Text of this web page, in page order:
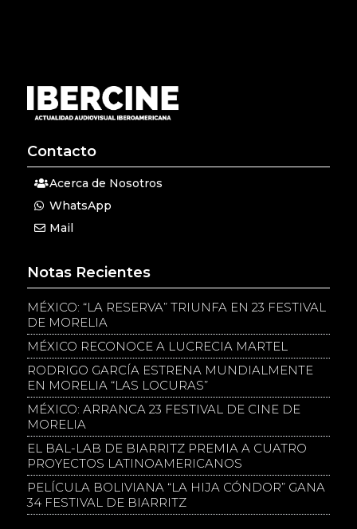
Contacto
Acerca de Nosotros
WhatsApp
Mail
Notas Recientes
MÉXICO: “LA RESERVA” TRIUNFA EN 23 FESTIVAL
DE MORELIA
MÉXICO RECONOCE A LUCRECIA MARTEL
RODRIGO GARCÍA ESTRENA MUNDIALMENTE
EN MORELIA “LAS LOCURAS”
MÉXICO: ARRANCA 23 FESTIVAL DE CINE DE
MORELIA
EL BAL-LAB DE BIARRITZ PREMIA A CUATRO
PROYECTOS LATINOAMERICANOS
PELÍCULA BOLIVIANA “LA HIJA CÓNDOR” GANA
34 FESTIVAL DE BIARRITZ